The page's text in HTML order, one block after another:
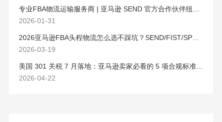
专业FBA物流运输服务商 | 亚马逊 SEND 官方合作伙伴纽酷国际物流
2026-01-31
2026亚马逊FBA头程物流怎么选不踩坑？SEND/FIST/SPN官方认证物流商，只有这家敢承诺“准达率第一”
2026-03-19
美国 301 关税 7 月落地：亚马逊卖家必看的 5 项合规标准与稳交付方案
2026-04-22